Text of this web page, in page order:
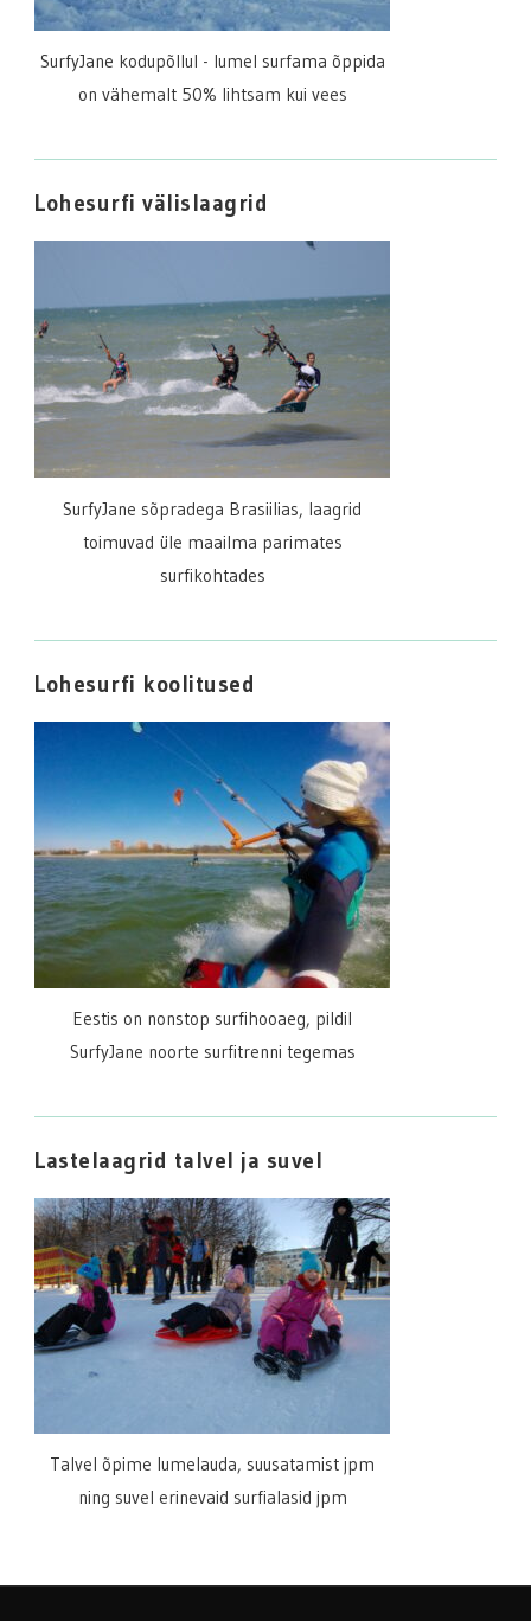
SurfyJane kodupõllul - lumel surfama õppida
on vähemalt 50% lihtsam kui vees
Lohesurfi välislaagrid
SurfyJane sõpradega Brasiilias, laagrid
toimuvad üle maailma parimates
surfikohtades
Lohesurfi koolitused
Eestis on nonstop surfihooaeg, pildil
SurfyJane noorte surfitrenni tegemas
Lastelaagrid talvel ja suvel
Talvel õpime lumelauda, suusatamist jpm
ning suvel erinevaid surfialasid jpm